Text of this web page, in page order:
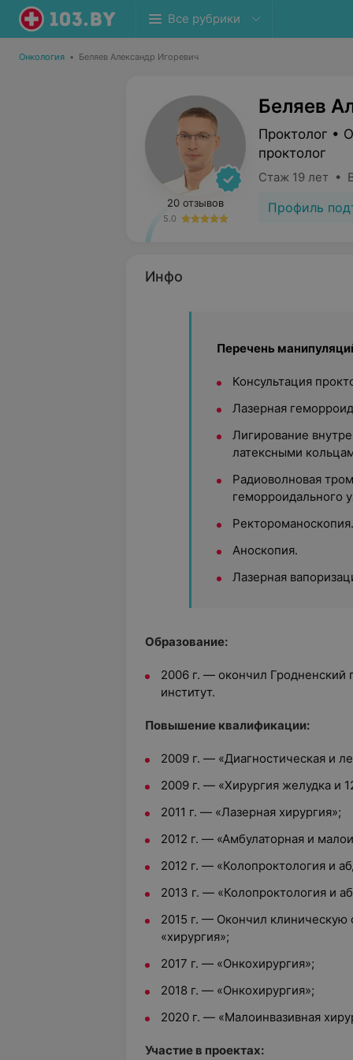
Все рубрики
Онкология • Беляев Александр Игоревич
20 отзывов
5.0
Беляев
Проктолог •
проктолог
Стаж 19 лет •
Профиль
Инфо
Перечень
Консультация
Лазерная
Лигирование
латексными
Радиоволновая
геморроидального
Ректороманоскопия.
Аноскопия.
Лазерная
Образование:
2006 г. — окончил Гродненский
институт.
Повышение квалификации:
2009 г. — «Диагностическая и
2009 г. — «Хирургия желудка и
2011 г. — «Лазерная хирургия»;
2012 г. — «Амбулаторная и
2012 г. — «Колопроктология и
2013 г. — «Колопроктология и
2015 г. — Окончил клиническую
«хирургия»;
2017 г. — «Онкохирургия»;
2018 г. — «Онкохирургия»;
2020 г. — «Малоинвазивная
Участие в проектах: